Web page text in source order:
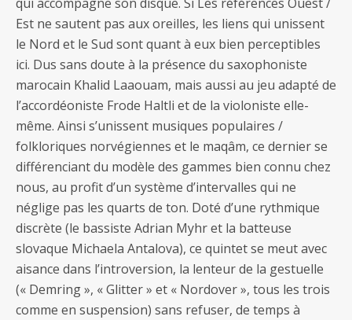
Est ne sautent pas aux oreilles, les liens qui unissent
le Nord et le Sud sont quant à eux bien perceptibles
ici. Dus sans doute à la présence du saxophoniste
marocain Khalid Laaouam, mais aussi au jeu adapté de
l’accordéoniste Frode Haltli et de la violoniste elle-
même. Ainsi s’unissent musiques populaires /
folkloriques norvégiennes et le maqâm, ce dernier se
différenciant du modèle des gammes bien connu chez
nous, au profit d’un système d’intervalles qui ne
néglige pas les quarts de ton. Doté d’une rythmique
discrète (le bassiste Adrian Myhr et la batteuse
slovaque Michaela Antalova), ce quintet se meut avec
aisance dans l’introversion, la lenteur de la gestuelle
(« Demring », « Glitter » et « Nordover », tous les trois
comme en suspension) sans refuser, de temps à